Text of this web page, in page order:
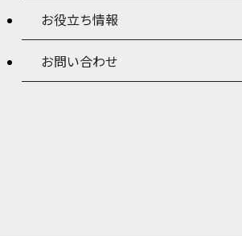
お役立ち情報
お問い合わせ